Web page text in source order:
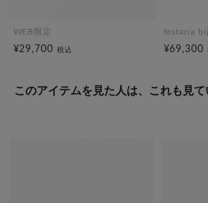
WEB限定
¥29,700税込
festaria
¥69,300
このアイテムを見た人は、これも見て